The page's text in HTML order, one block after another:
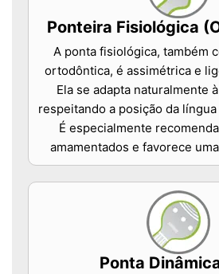
Ponteira Fisiológica
A ponta fisiológica, também
ortodôntica, é assimétrica e
Ela se adapta naturalmente
respeitando a posição da
É especialmente
amamentados e favorece
Ponta